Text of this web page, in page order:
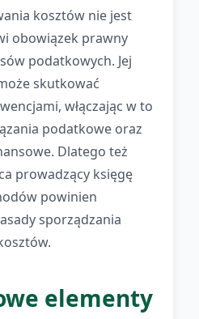
kosztów nie jest
obowiązek prawny
podatkowych. Jej
skutkować
włączając w to
podatkowe oraz
Dlatego też
prowadzący księgę
powinien
sporządzania
elementy